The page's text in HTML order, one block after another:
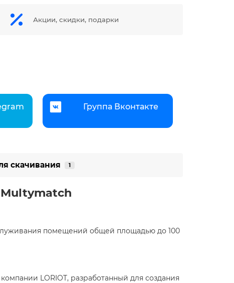
Акции, скидки, подарки
Группа Вконтакте
скачивания 1
Multymatch
помещений общей площадью до 100
LORIOT, разработанный для создания